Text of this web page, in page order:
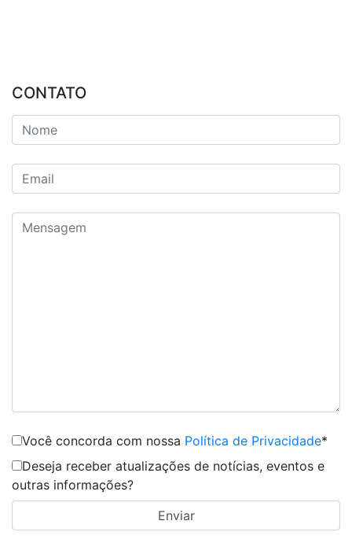
CONTATO
Você concorda com nossa Política de Privacidade*
Deseja receber atualizações de notícias, eventos e
outras informações?